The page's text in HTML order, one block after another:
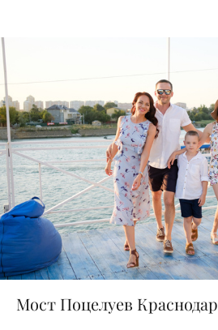
Мост Поцелуев Краснодар